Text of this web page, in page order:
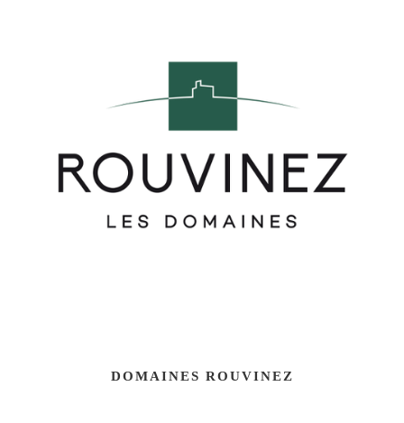
DOMAINES ROUVINEZ